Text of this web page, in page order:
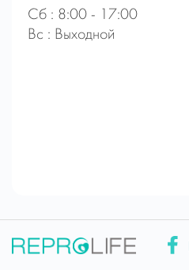
Сб : 8:00 - 17:00
Вс : Выходной